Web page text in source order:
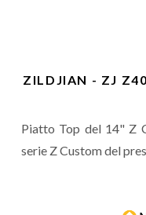
ZILDJIAN - ZJ
Piatto Top del 14" Z
serie Z Custom del